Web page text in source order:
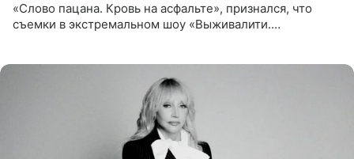
«Слово пацана. Кровь на асфальте», признался, что
съемки в экстремальном шоу «Выживалити.